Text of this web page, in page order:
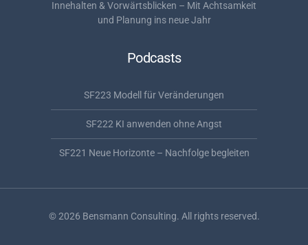
Innehalten & Vorwärtsblicken – Mit Achtsamkeit
und Planung ins neue Jahr
Podcasts
SF223 Modell für Veränderungen
SF222 KI anwenden ohne Angst
SF221 Neue Horizonte – Nachfolge begleiten
©2026 Bensmann Consulting. All rights reserved.